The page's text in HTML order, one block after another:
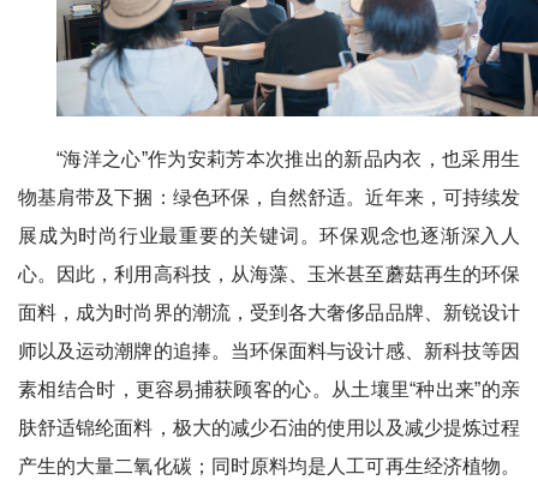
“海洋之心”作为安莉芳本次推出的新品内衣，也采用生
物基肩带及下捆：绿色环保，自然舒适。近年来，可持续发
展成为时尚行业最重要的关键词。环保观念也逐渐深入人
心。因此，利用高科技，从海藻、玉米甚至蘑菇再生的环保
面料，成为时尚界的潮流，受到各大奢侈品品牌、新锐设计
师以及运动潮牌的追捧。当环保面料与设计感、新科技等因
素相结合时，更容易捕获顾客的心。从土壤里“种出来”的亲
肤舒适锦纶面料，极大的减少石油的使用以及减少提炼过程
产生的大量二氧化碳；同时原料均是人工可再生经济植物。